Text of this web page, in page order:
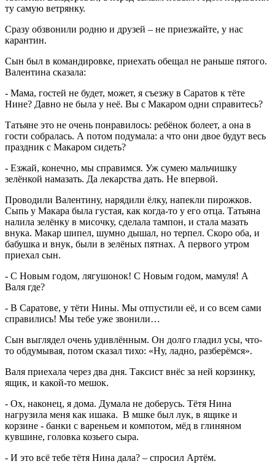
ту самую ветрянку.
Сразу обзвонили родню и друзей – не приезжайте, у нас
карантин.
Сын был в командировке, приехать обещал не раньше пятого.
Валентина сказала:
- Мама, гостей не будет, может, я съезжу в Саратов к тёте
Нине? Давно не была у неё. Вы с Макаром одни справитесь?
Татьяне это не очень понравилось: ребёнок болеет, а она в
гости собралась. А потом подумала: а что они двое будут весь
праздник с Макаром сидеть?
- Езжай, конечно, мы справимся. Уж сумею мальчишку
зелёнкой намазать. Да лекарства дать. Не впервой.
Проводили Валентину, нарядили ёлку, напекли пирожков.
Сыпь у Макара была густая, как когда-то у его отца. Татьяна
налила зелёнку в мисочку, сделала тампон, и стала мазать
внука. Макар шипел, шумно дышал, но терпел. Скоро оба, и
бабушка и внук, были в зелёных пятнах. А первого утром
приехал сын.
- С Новым годом, лягушонок! С Новым годом, мамуля! А
Валя где?
- В Саратове, у тёти Нины. Мы отпустили её, и со всем сами
справились! Мы тебе уже звонили…
Сын выглядел очень удивлённым. Он долго гладил усы, что-
то обдумывая, потом сказал тихо: «Ну, ладно, разберёмся».
Валя приехала через два дня. Таксист внёс за ней корзинку,
ящик, и какой-то мешок.
- Ох, наконец, я дома. Думала не доберусь. Тётя Нина
нагрузила меня как ишака. В мшке был лук, в ящике и
корзине - банки с вареньем и компотом, мёд в глиняном
кувшине, головка козьего сыра.
- И это всё тебе тётя Нина дала? – спросил Артём.